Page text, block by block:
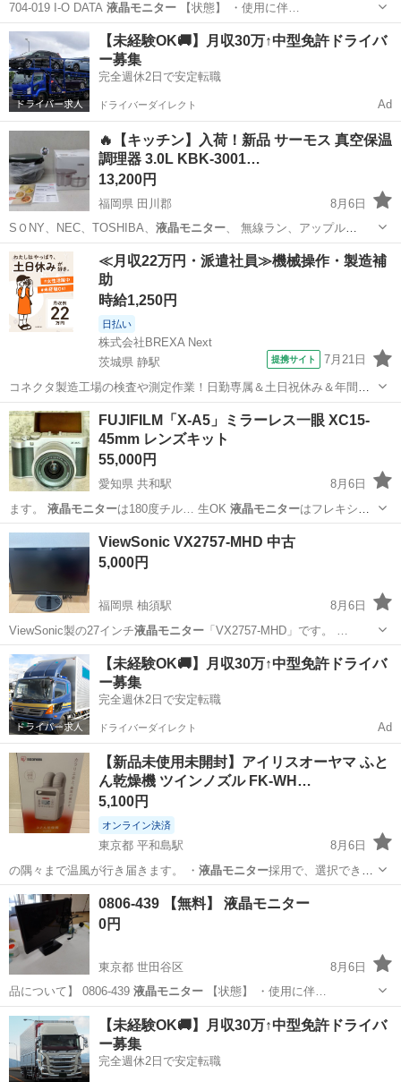
704-019 I-O DATA 液晶モニター 【状態】 ・使用に伴…
愛知 名古屋市 周辺機器 液晶モニター
【未経験OK🚚】月収30万↑中型免許ドライバ
ー募集
完全週休2日で安定転職
ドライバーダイレクト Ad
🔥【キッチン】入荷！新品 サーモス 真空保温
調理器 3.0L KBK-3001…
13,200円
福岡県 田川郡
8月6日
SＯNY、NEC、TOSHIBA、 液晶モニター、 無線ラン、アップル
iPad…
福岡 田川郡 その他
≪月収22万円・派遣社員≫機械操作・製造補
助
時給1,250円
日払い
株式会社BREXA Next
茨城県 静駅
提携サイト 7月21日
コネクタ製造工場の検査や測定作業！日勤専属＆土日祝休み＆年間休
日128日★クリーンルーム内作業★マイカー通勤OK＆無料駐車場あり
★就業先食堂利用可！日払い制度あり！《茨城県常陸大宮市》 人気の
工場のお仕事 ◇コネクタ製造工...
茨城 常陸大宮市 静駅
FUJIFILM「X-A5」ミラーレス一眼 XC15-
45mm レンズキット
55,000円
愛知県 共和駅
8月6日
ます。 液晶モニターは180度チル… 生OK 液晶モニターはフレキシブ
ル…
愛知 大府市
ViewSonic VX2757-MHD 中古
5,000円
福岡県 柚須駅
8月6日
ViewSonic製の27インチ液晶モニター
福岡 福岡市 柚須駅 PCパーツ
【未経験OK🚚】月収30万↑中型免許ドライバ
ー募集
完全週休2日で安定転職
ドライバーダイレクト Ad
【新品未使用未開封】アイリスオーヤマ ふと
ん乾燥機 ツインノズル FK-WH…
5,100円
オンライン決済
東京都 平和島駅
8月6日
の隅々まで温風が行き届きます。 ・ 液晶モニター採用で、選択できる
モード(あたため…
東京 大田区 生活家電
0806-439 【無料】 液晶モニター
0円
東京都 世田谷区
8月6日
品について】 0806-439 液晶モニター 【状態】 ・使用に伴…
東京 世田谷区 周辺機器 液晶モニター
【未経験OK🚚】月収30万↑中型免許ドライバ
ー募集
完全週休2日で安定転職